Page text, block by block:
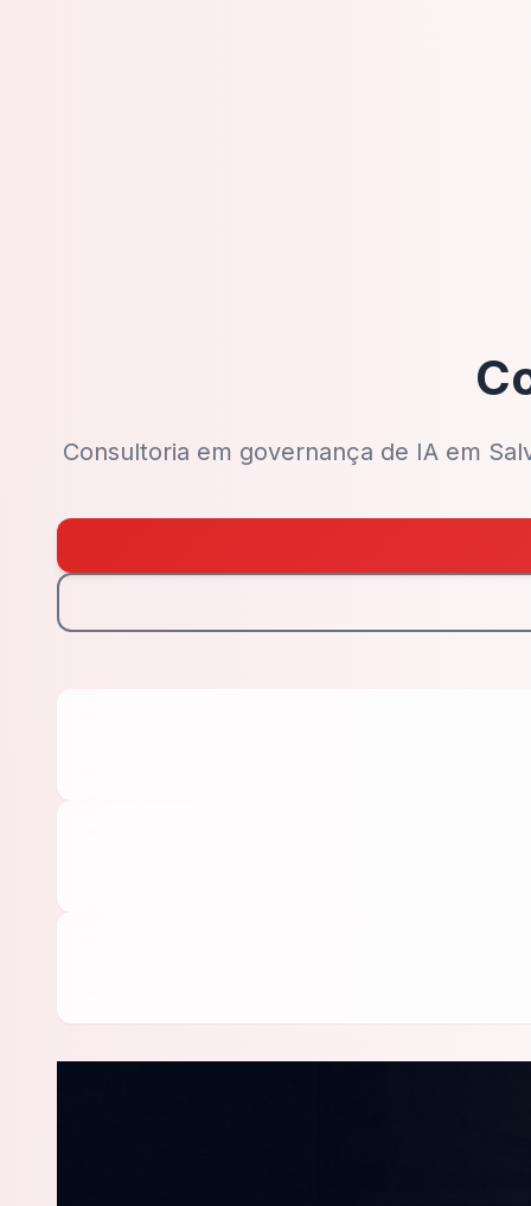
Consultoria em governança de IA em